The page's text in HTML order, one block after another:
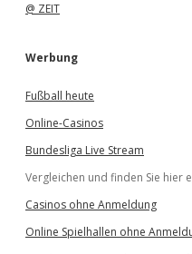
@ ZEIT
Werbung
Fußball heute
Online-Casinos
Bundesliga Live Stream
Vergleichen und finden Sie hier
Casinos ohne Anmeldung
Online Spielhallen ohne